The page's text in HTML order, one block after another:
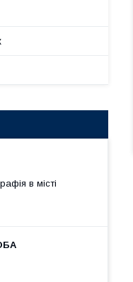
в місті